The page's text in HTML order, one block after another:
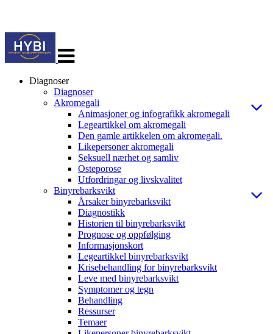
navigasjon
Diagnoser
Diagnoser
Akromegali
Animasjoner og infografikk akromegali
Legeartikkel om akromegali
Den gamle artikkelen om akromegali.
Likepersoner akromegali
Seksuell nærhet og samliv
Osteporose
Utfordringar og livskvalitet
Binyrebarksvikt
Årsaker binyrebarksvikt
Diagnostikk
Historien til binyrebarksvikt
Prognose og oppfølging
Informasjonskort
Legeartikkel binyrebarksvikt
Krisebehandling for binyrebarksvikt
Leve med binyrebarksvikt
Symptomer og tegn
Behandling
Ressurser
Temaer